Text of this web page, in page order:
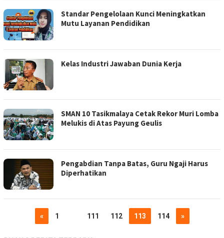
Standar Pengelolaan Kunci Meningkatkan
Mutu Layanan Pendidikan
Kelas Industri Jawaban Dunia Kerja
SMAN 10 Tasikmalaya Cetak Rekor Muri Lomba
Melukis di Atas Payung Geulis
Pengabdian Tanpa Batas, Guru Ngaji Harus
Diperhatikan
« 1 111 112 113 114 »